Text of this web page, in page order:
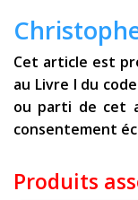
Cet article est
au Livre I du
ou parti de cet
consentement
Produits